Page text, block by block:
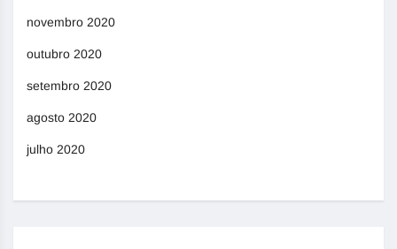
novembro 2020
outubro 2020
setembro 2020
agosto 2020
julho 2020